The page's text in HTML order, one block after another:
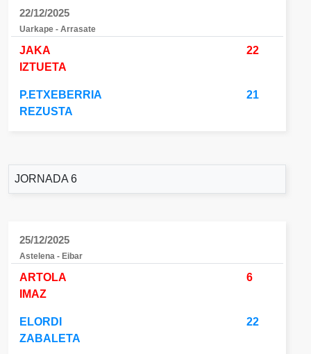
22/12/2025
Uarkape - Arrasate
JAKA
IZTUETA
22
P.ETXEBERRIA
REZUSTA
21
JORNADA 6
25/12/2025
Astelena - Eibar
ARTOLA
IMAZ
6
ELORDI
ZABALETA
22